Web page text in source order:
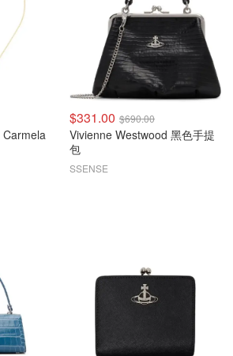
$331.00 $690.00
Vivienne Westwood 黑色手提
包
SSENSE